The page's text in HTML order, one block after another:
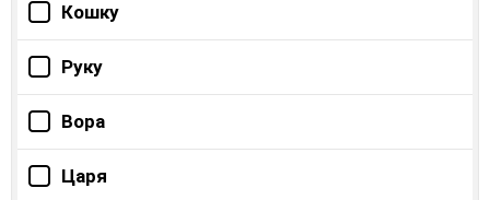
Кошку
Руку
Вора
Царя